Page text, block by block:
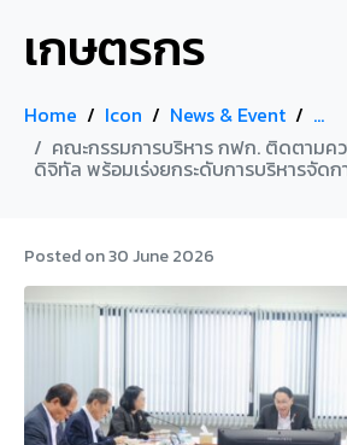
เกษตรกร
Home Icon News & Event
...
คณะกรรมการบริหาร กฟก. ติดตามคว
ดิจิทัล พร้อมเร่งยกระดับการบริหารจัด
Posted on30 June 2026